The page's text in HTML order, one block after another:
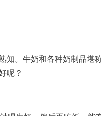
知。牛奶和各种奶制品堪
呢？